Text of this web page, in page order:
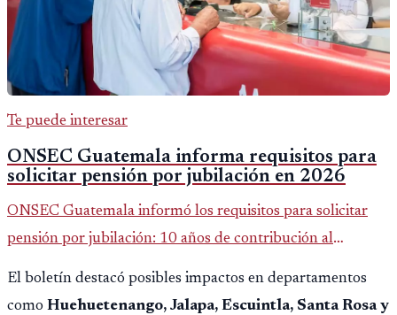
Te puede interesar
ONSEC Guatemala informa requisitos para
solicitar pensión por jubilación en 2026
ONSEC Guatemala informó los requisitos para solicitar
pensión por jubilación: 10 años de contribución al
El boletín destacó posibles impactos en departamentos
como Huehuetenango, Jalapa, Escuintla, Santa Rosa y